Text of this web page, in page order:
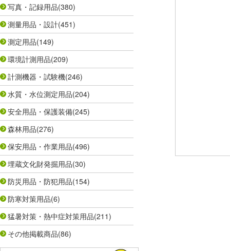
写真・記録用品(380)
測量用品・設計(451)
測定用品(149)
環境計測用品(209)
計測機器・試験機(246)
水質・水位測定用品(204)
安全用品・保護装備(245)
森林用品(276)
保安用品・作業用品(496)
埋蔵文化財発掘用品(30)
防災用品・防犯用品(154)
防寒対策用品(6)
猛暑対策・熱中症対策用品(211)
その他掲載商品(86)